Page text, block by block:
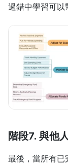
過錯中學習可以
階段7. 與他
最後，當所有已